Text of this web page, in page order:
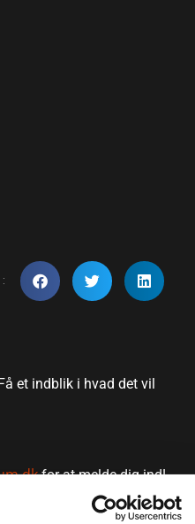
et indblik i hvad det vil
for at melde dig ind!